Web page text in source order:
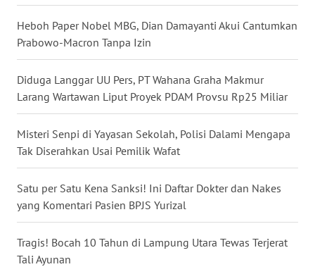
Heboh Paper Nobel MBG, Dian Damayanti Akui Cantumkan
Prabowo-Macron Tanpa Izin
Diduga Langgar UU Pers, PT Wahana Graha Makmur
Larang Wartawan Liput Proyek PDAM Provsu Rp25 Miliar
Misteri Senpi di Yayasan Sekolah, Polisi Dalami Mengapa
Tak Diserahkan Usai Pemilik Wafat
Satu per Satu Kena Sanksi! Ini Daftar Dokter dan Nakes
yang Komentari Pasien BPJS Yurizal
Tragis! Bocah 10 Tahun di Lampung Utara Tewas Terjerat
Tali Ayunan
WN
JOGJA
WN
JATIM
WN
BALI
WN
KALBAR
WN
KALTENG